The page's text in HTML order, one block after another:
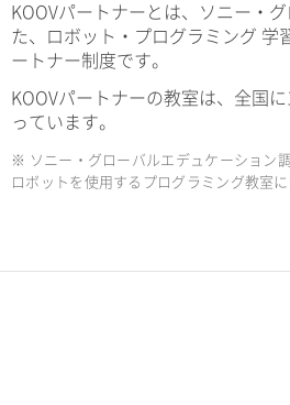
KOOVパートナーとは、ソニー・
た、ロボット・プログラミング 学
ートナー制度です。
KOOVパートナーの教室は、全国
っています。
※ ソニー・グローバルエデュケーション調
ロボットを使用するプログラミング教室